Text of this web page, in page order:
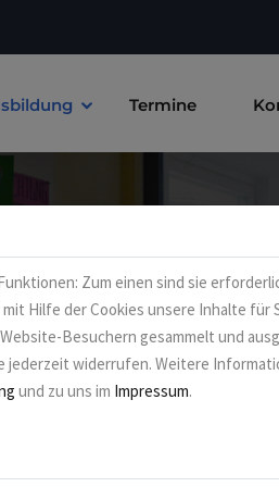
Termine
Ausbildung
Zum einen sind sie
Hilfe der Cookies unsere Inhalte für
Besuchern gesammelt und
jederzeit widerrufen. Weitere
und zu uns im Impressum.